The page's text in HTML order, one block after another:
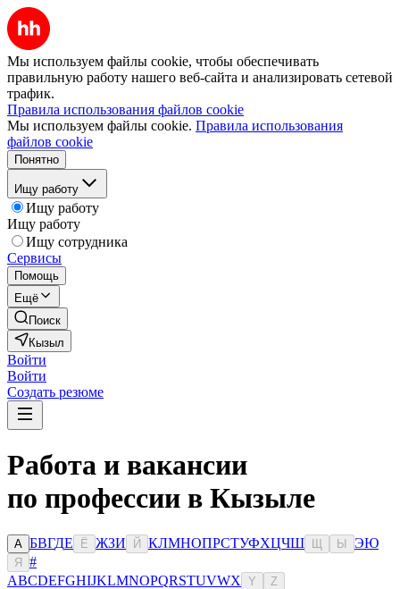
Мы используем файлы cookie, чтобы обеспечивать
правильную работу нашего веб-сайта и анализировать сетевой
трафик.
Правила использования файлов cookie
Мы используем файлы cookie. Правила использования
файлов cookie
Понятно
Ищу работу
Ищу работу
Ищу работу
Ищу сотрудника
Сервисы
Помощь
Ещё
Поиск
Кызыл
Войти
Войти
Создать резюме
Работа и вакансии
по профессии в Кызыле
А БВГДЕ Ё ЖЗИ Й КЛМНОПРСТУФХЦЧШ Ы ЭЮ
Я
#
ABCDEFGHIJKLMNOPQRSTUVWX Y Z